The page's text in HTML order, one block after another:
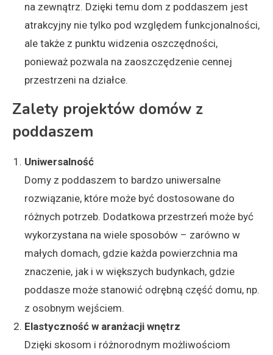
na zewnątrz. Dzięki temu dom z poddaszem jest
atrakcyjny nie tylko pod względem funkcjonalności,
ale także z punktu widzenia oszczędności,
ponieważ pozwala na zaoszczędzenie cennej
przestrzeni na działce.
Zalety projektów domów z
poddaszem
Uniwersalność
Domy z poddaszem to bardzo uniwersalne
rozwiązanie, które może być dostosowane do
różnych potrzeb. Dodatkowa przestrzeń może być
wykorzystana na wiele sposobów – zarówno w
małych domach, gdzie każda powierzchnia ma
znaczenie, jak i w większych budynkach, gdzie
poddasze może stanowić odrębną część domu, np.
z osobnym wejściem.
Elastyczność w aranżacji wnętrz
Dzięki skosom i różnorodnym możliwościom